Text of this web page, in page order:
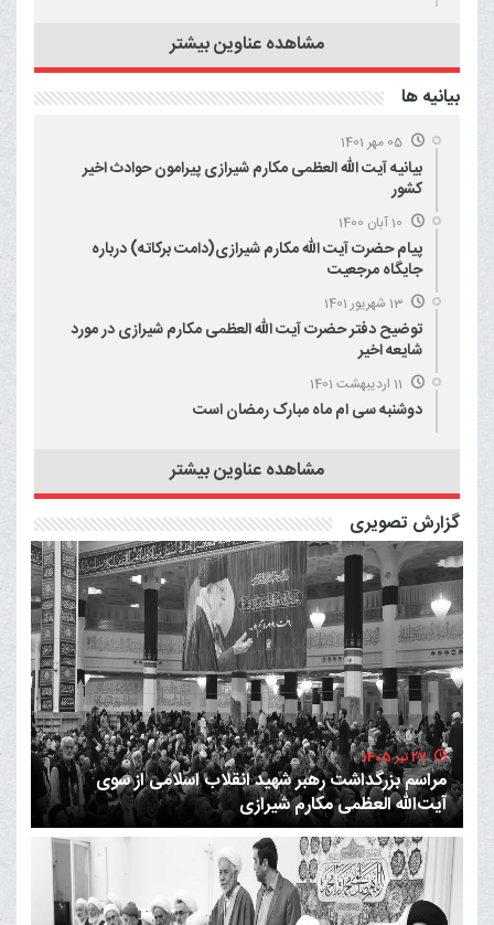
مشاهده عناوین بیشتر
بيانيه ها
05 مهر 1401
بیانیه آیت الله العظمی مکارم شیرازی پیرامون حوادث اخیر
کشور
10 آبان 1400
پیام حضرت آیت الله مکارم شیرازی(دامت برکاته) درباره
جایگاه مرجعیت
13 شهریور 1401
توضیح دفتر حضرت آیت الله العظمی مکارم شیرازی در مورد
شایعه اخیر
11 اردیبهشت 1401
دوشنبه سی ام ماه مبارک رمضان است
مشاهده عناوین بیشتر
گزارش تصویری
27 تیر 1405
مراسم بزرگداشت رهبر شهید انقلاب اسلامی از سوی
آیت‌الله العظمی مکارم شیرازی